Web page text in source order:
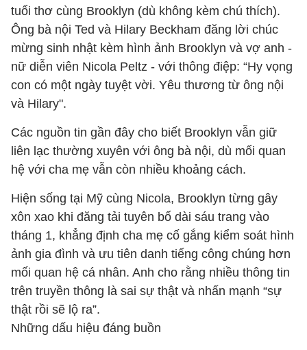
tuổi thơ cùng Brooklyn (dù không kèm chú thích).
Ông bà nội Ted và Hilary Beckham đăng lời chúc
mừng sinh nhật kèm hình ảnh Brooklyn và vợ anh -
nữ diễn viên Nicola Peltz - với thông điệp: “Hy vọng
con có một ngày tuyệt vời. Yêu thương từ ông nội
và Hilary".
Các nguồn tin gần đây cho biết Brooklyn vẫn giữ
liên lạc thường xuyên với ông bà nội, dù mối quan
hệ với cha mẹ vẫn còn nhiều khoảng cách.
Hiện sống tại Mỹ cùng Nicola, Brooklyn từng gây
xôn xao khi đăng tải tuyên bố dài sáu trang vào
tháng 1, khẳng định cha mẹ cố gắng kiểm soát hình
ảnh gia đình và ưu tiên danh tiếng công chúng hơn
mối quan hệ cá nhân. Anh cho rằng nhiều thông tin
trên truyền thông là sai sự thật và nhấn mạnh “sự
thật rồi sẽ lộ ra”.
Những dấu hiệu đáng buồn